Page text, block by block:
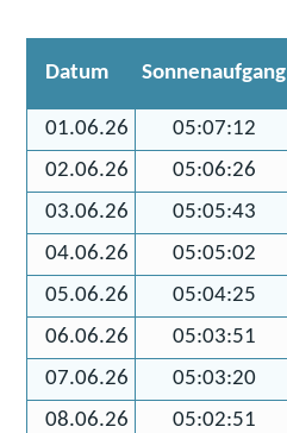
Datum Sonnenaufgang
01.06.26 05:07:12
02.06.26
05:06:26
03.06.26
05:05:43
04.06.26
05:05:02
05.06.26
05:04:25
06.06.26
05:03:51
07.06.26
05:03:20
08.06.26
05:02:51